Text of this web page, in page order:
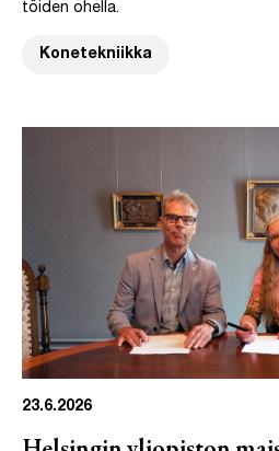
töiden ohella.
Konetekniikka
23.6.2026